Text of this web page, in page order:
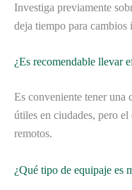
Investiga previamente
deja tiempo para cambios
¿Es recomendable llevar
Es conveniente tener una
útiles en ciudades, pero
remotos.
¿Qué tipo de equipaje es